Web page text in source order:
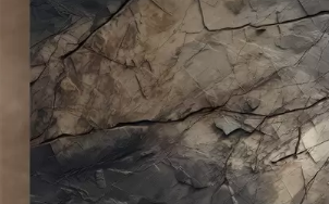
Standard
548.33 329.00kr /m²
Premium
665.00 399.00kr /m²